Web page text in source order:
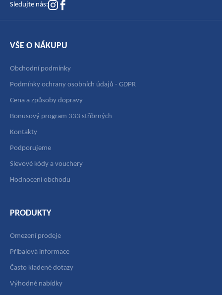
Sledujte nás:
VŠE O NÁKUPU
Obchodní podmínky
Podmínky ochrany osobních údajů - GDPR
Cena a způsoby dopravy
Bonusový program 333 stříbrných
Kontakty
Podporujeme
Slevové kódy a vouchery
Hodnocení obchodu
PRODUKTY
Omezení prodeje
Příbalová informace
Často kladené dotazy
Výhodné nabídky